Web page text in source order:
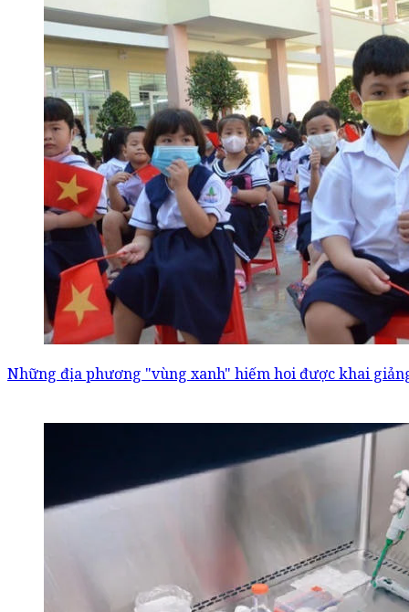
Những địa phương "vùng xanh" hiếm hoi được khai